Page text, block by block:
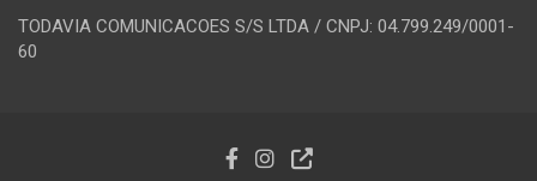
TODAVIA COMUNICACOES S/S LTDA / CNPJ: 04.799.249/0001-
60